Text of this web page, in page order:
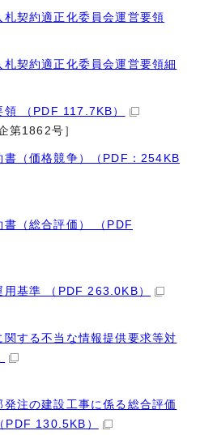
契約適正化委員会運営要領
契約適正化委員会運営要領細
（PDF 117.7KB）
第1862号］
（価格競争）（PDF：254KB
（総合評価） （PDF
基準 （PDF 263.0KB）
する不当な情報提供要求等対
注の建設工事に係る総合評価
PDF 130.5KB）